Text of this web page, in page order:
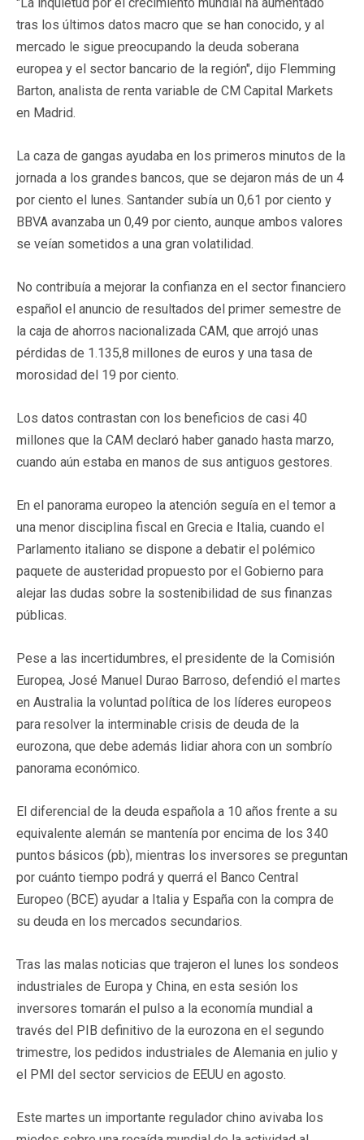
tras los últimos datos macro que se han conocido, y al
mercado le sigue preocupando la deuda soberana
europea y el sector bancario de la región", dijo Flemming
Barton, analista de renta variable de CM Capital Markets
en Madrid.
La caza de gangas ayudaba en los primeros minutos de la
jornada a los grandes bancos, que se dejaron más de un 4
por ciento el lunes. Santander subía un 0,61 por ciento y
BBVA avanzaba un 0,49 por ciento, aunque ambos valores
se veían sometidos a una gran volatilidad.
No contribuía a mejorar la confianza en el sector financiero
español el anuncio de resultados del primer semestre de
la caja de ahorros nacionalizada CAM, que arrojó unas
pérdidas de 1.135,8 millones de euros y una tasa de
morosidad del 19 por ciento.
Los datos contrastan con los beneficios de casi 40
millones que la CAM declaró haber ganado hasta marzo,
cuando aún estaba en manos de sus antiguos gestores.
En el panorama europeo la atención seguía en el temor a
una menor disciplina fiscal en Grecia e Italia, cuando el
Parlamento italiano se dispone a debatir el polémico
paquete de austeridad propuesto por el Gobierno para
alejar las dudas sobre la sostenibilidad de sus finanzas
públicas.
Pese a las incertidumbres, el presidente de la Comisión
Europea, José Manuel Durao Barroso, defendió el martes
en Australia la voluntad política de los líderes europeos
para resolver la interminable crisis de deuda de la
eurozona, que debe además lidiar ahora con un sombrío
panorama económico.
El diferencial de la deuda española a 10 años frente a su
equivalente alemán se mantenía por encima de los 340
puntos básicos (pb), mientras los inversores se preguntan
por cuánto tiempo podrá y querrá el Banco Central
Europeo (BCE) ayudar a Italia y España con la compra de
su deuda en los mercados secundarios.
Tras las malas noticias que trajeron el lunes los sondeos
industriales de Europa y China, en esta sesión los
inversores tomarán el pulso a la economía mundial a
través del PIB definitivo de la eurozona en el segundo
trimestre, los pedidos industriales de Alemania en julio y
el PMI del sector servicios de EEUU en agosto.
Este martes un importante regulador chino avivaba los